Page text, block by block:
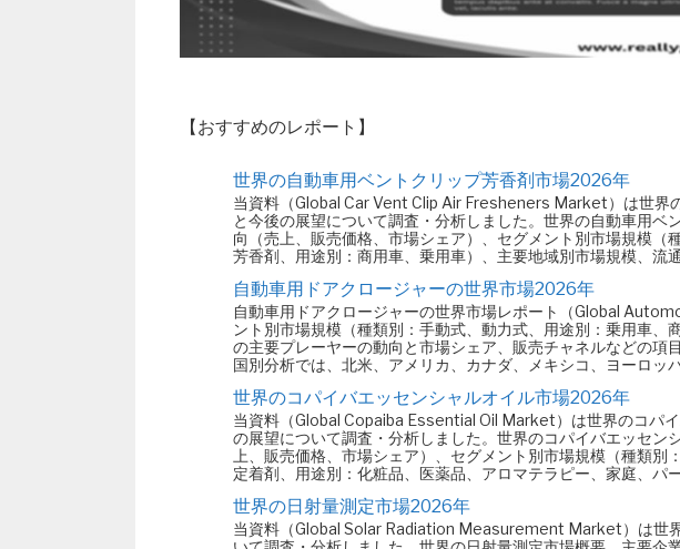
【おすすめのレポート】
世界の自動車用ベントクリップ芳香剤市場2026年
当資料（Global Car Vent Clip Air Fresheners Market）は世界
と今後の展望について調査・分析しました。世界の自動車用ベ
向（売上、販売価格、市場シェア）、セグメント別市場規模（
芳香剤、用途別：商用車、乗用車）、主要地域別市場規模、流
自動車用ドアクロージャーの世界市場2026年
自動車用ドアクロージャーの世界市場レポート（Global
ント別市場規模（種類別：手動式、動力式、用途別：乗用車、
の主要プレーヤーの動向と市場シェア、販売チャネルなどの項
国別分析では、北米、アメリカ、カナダ、メキシコ、ヨーロッ
世界のコパイバエッセンシャルオイル市場2026年
当資料（Global Copaiba Essential Oil Market）は世界のコパ
の展望について調査・分析しました。世界のコパイバエッセン
上、販売価格、市場シェア）、セグメント別市場規模（種類別
定着剤、用途別：化粧品、医薬品、アロマテラピー、家庭、パ
世界の日射量測定市場2026年
当資料（Global Solar Radiation Measurement Market）は世